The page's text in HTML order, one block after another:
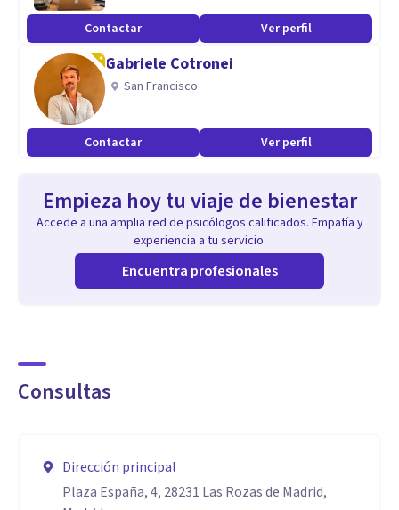
Contactar Ver perfil
Gabriele Cotronei
San Francisco
Contactar Ver perfil
Empieza hoy tu viaje de bienestar
Accede a una amplia red de psicólogos calificados. Empatía y
experiencia a tu servicio.
Encuentra profesionales
Consultas
Dirección principal
Plaza España, 4, 28231 Las Rozas de Madrid,